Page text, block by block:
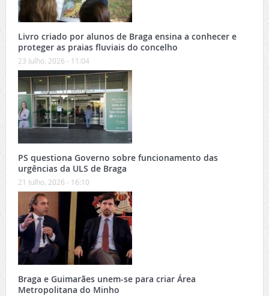
Livro criado por alunos de Braga ensina a conhecer e
proteger as praias fluviais do concelho
23 Julho, 2026 - 11:04
PS questiona Governo sobre funcionamento das
urgências da ULS de Braga
21 Julho, 2026 - 16:10
Braga e Guimarães unem-se para criar Área
Metropolitana do Minho